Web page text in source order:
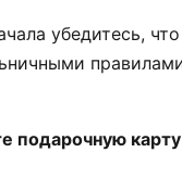
убедитесь,
подарочную